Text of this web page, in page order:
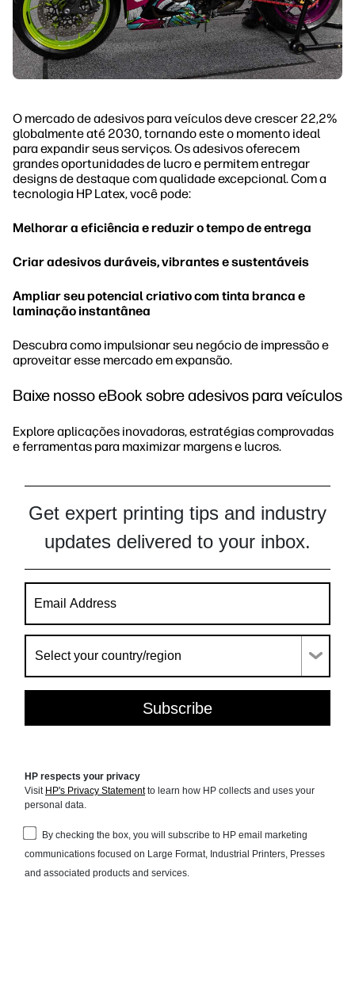
O mercado de adesivos para veículos deve crescer 22,2%
globalmente até 2030, tornando este o momento ideal
para expandir seus serviços. Os adesivos oferecem
grandes oportunidades de lucro e permitem entregar
designs de destaque com qualidade excepcional. Com a
tecnologia HP Latex, você pode:
Melhorar a eficiência e reduzir o tempo de entrega
Criar adesivos duráveis, vibrantes e sustentáveis
Ampliar seu potencial criativo com tinta branca e
laminação instantânea
Descubra como impulsionar seu negócio de impressão e
aproveitar esse mercado em expansão.
Baixe nosso eBook sobre adesivos para veículos
Explore aplicações inovadoras, estratégias comprovadas
e ferramentas para maximizar margens e lucros.